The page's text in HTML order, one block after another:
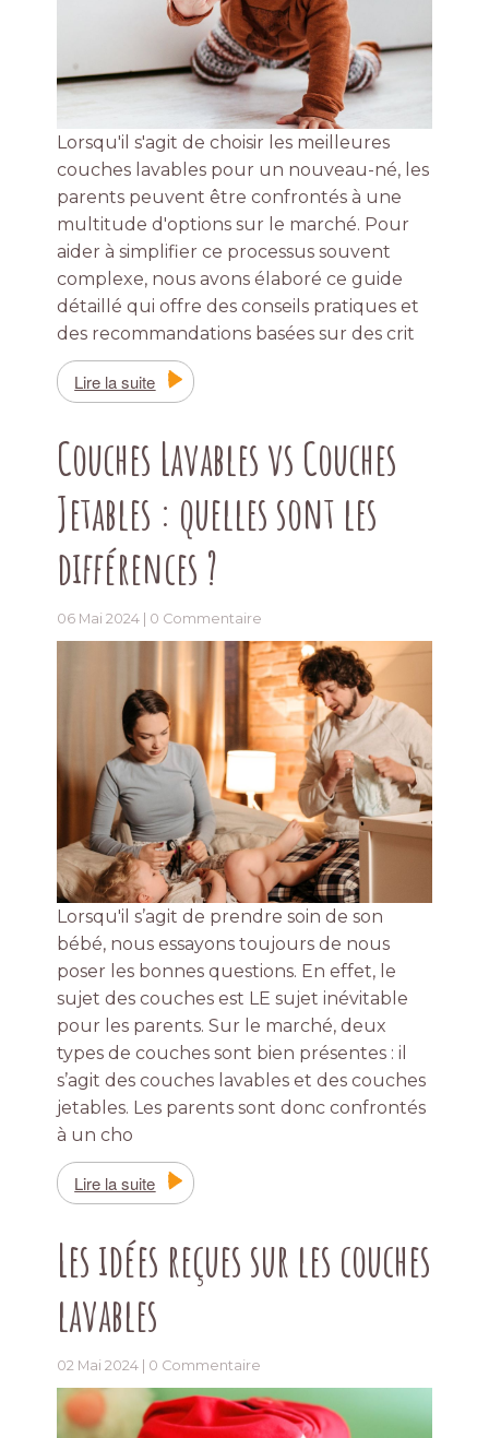
Lorsqu'il s'agit de choisir les meilleures
couches lavables pour un nouveau-né, les
parents peuvent être confrontés à une
multitude d'options sur le marché. Pour
aider à simplifier ce processus souvent
complexe, nous avons élaboré ce guide
détaillé qui offre des conseils pratiques et
des recommandations basées sur des crit
Lire la suite
Couches Lavables vs Couches
Jetables : quelles sont les
différences ?
06 Mai 2024 | 0 Commentaire
Lorsqu'il s’agit de prendre soin de son
bébé, nous essayons toujours de nous
poser les bonnes questions. En effet, le
sujet des couches est LE sujet inévitable
pour les parents. Sur le marché, deux
types de couches sont bien présentes : il
s’agit des couches lavables et des couches
jetables. Les parents sont donc confrontés
à un cho
Lire la suite
Les idées reçues sur les couches
lavables
02 Mai 2024 | 0 Commentaire